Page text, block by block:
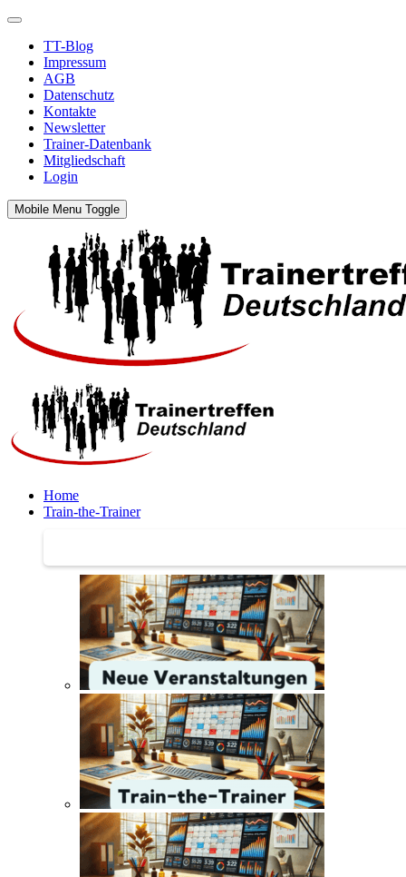
TT-Blog
Impressum
AGB
Datenschutz
Kontakte
Newsletter
Trainer-Datenbank
Mitgliedschaft
Login
Mobile Menu Toggle
Home
Train-the-Trainer